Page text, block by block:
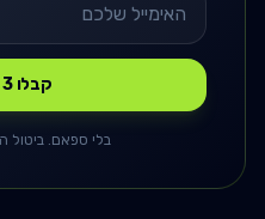
קבלו 3 המלצות
בלי ספאם.